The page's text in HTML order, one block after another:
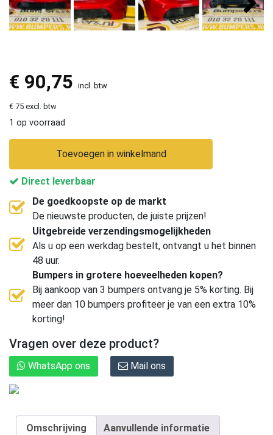
€ 90,75 incl. btw
€ 75 excl. btw
1 op voorraad
Toevoegen in winkelmand
Direct leverbaar
De goedkoopste op de markt
De nieuwste producten, de juiste prijzen!
Uitgebreide verzendingsmogelijkheden
Als u op een werkdag bestelt, ontvangt u het binnen
48 uur.
Bumpers in grotere hoeveelheden kopen?
Bij aankoop van 3 bumpers ontvang je 5% korting. Bij
meer dan 10 bumpers profiteer je van een extra 10%
korting!
Vragen over deze product?
WhatsApp ons Mail ons
Omschrijving Aanvullende informatie